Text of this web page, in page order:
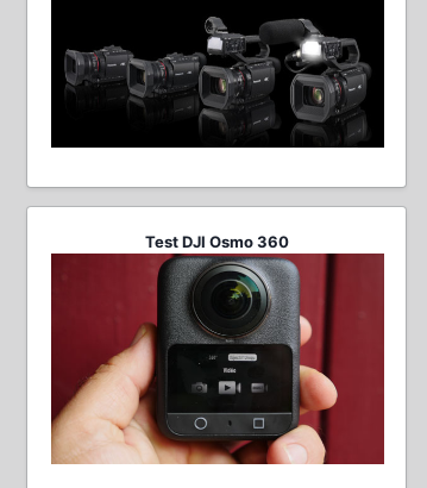
Test DJI Osmo 360